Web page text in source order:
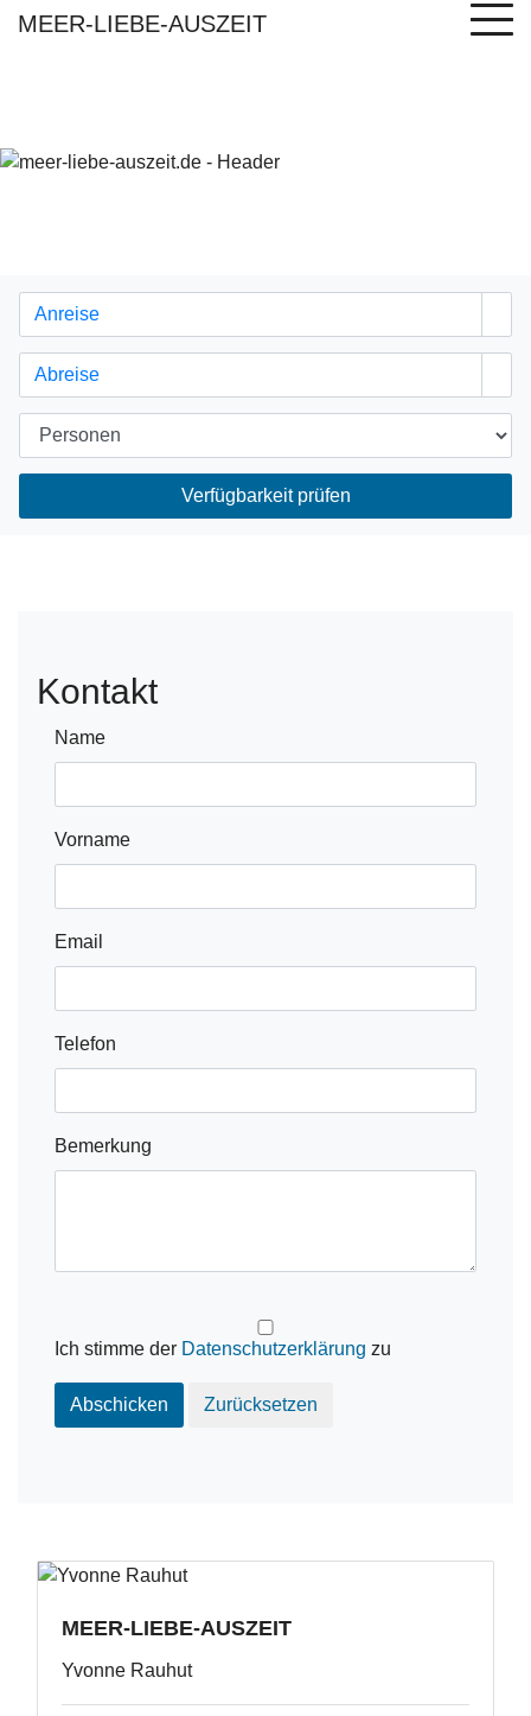
MEER-LIEBE-AUSZEIT
Verfügbarkeit prüfen
Kontakt
Name
Vorname
Email
Telefon
Bemerkung
Ich stimme der Datenschutzerklärung zu
Abschicken Zurücksetzen
MEER-LIEBE-AUSZEIT
Yvonne Rauhut